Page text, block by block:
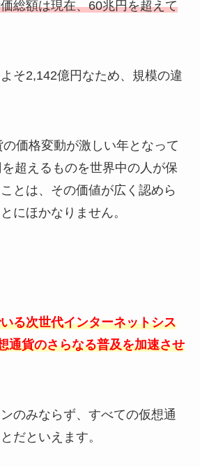
総額は現在、60兆円を超えて
そ2,142億円なため、規模の違
価格変動が激しい年となって
超えるものを世界中の人が保
とは、その価値が広く認めら
にほかなりません。
る次世代インターネットシス
通貨のさらなる普及を加速させ
のみならず、すべての仮想通
だといえます。